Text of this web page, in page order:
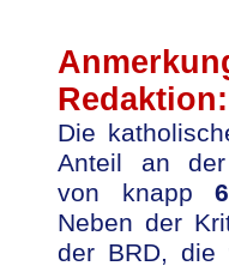
Redaktion:
Die
Anteil an der
von knapp
Neben der
der BRD, die